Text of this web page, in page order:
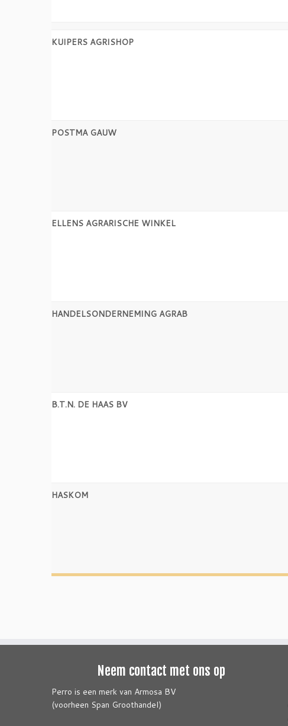
KUIPERS AGRISHOP
POSTMA GAUW
ELLENS AGRARISCHE WINKEL
HANDELSONDERNEMING AGRAB
B.T.N. DE HAAS BV
HASKOM
Neem contact met ons op
Perro is een merk van Armosa BV
(voorheen Span Groothandel)